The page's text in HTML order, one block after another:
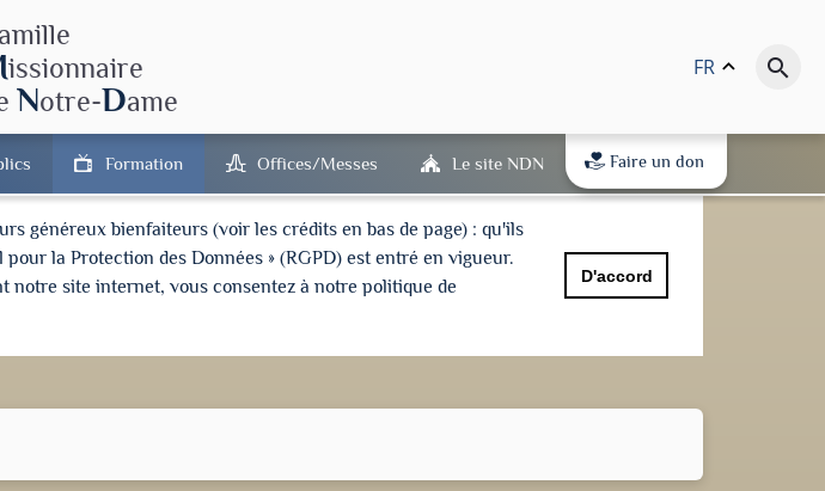
issionnaire
Notre-Dame
FR keyboard_arrow_up search
Formation Offices/Messes Le site NDN Faire un don
généreux bienfaiteurs (voir les crédits en bas de page) : qu'ils
la Protection des Données » (RGPD) est entré en vigueur.
notre site internet, vous consentez à notre politique de
D'accord